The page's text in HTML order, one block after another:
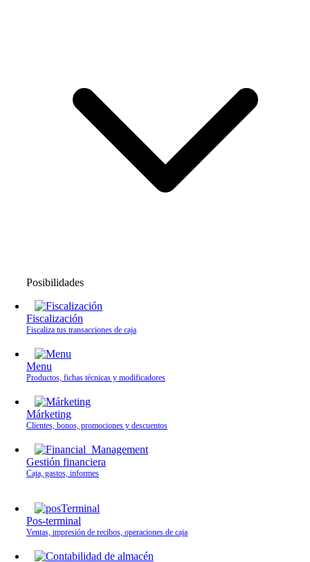
Posibilidades
Fiscalización
Fiscaliza tus transacciones de caja
Menu
Productos, fichas técnicas y modificadores
Márketing
Clientes, bonos, promociones y descuentos
Gestión financiera
Caja, gastos, informes
Pos-terminal
Ventas, impresión de recibos, operaciones de caja